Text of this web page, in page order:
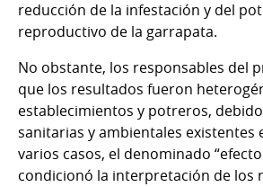
reducción de la infestación y del
reproductivo de la garrapata.
No obstante, los responsables del
que los resultados fueron
establecimientos y potreros,
sanitarias y ambientales existentes
varios casos, el denominado
condicionó la interpretación de los